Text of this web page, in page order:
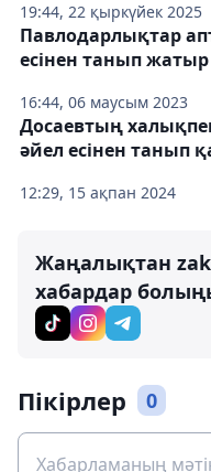
19:44, 22 қыркүйек 2025
16:44, 06 маусым 2023
Павлодарлықтар
есінен танып жатыр
12:29, 15 ақпан 2024
Досаевтың
әйел есінен танып
Жаңалықтан
хабардар
Пікірлер 0